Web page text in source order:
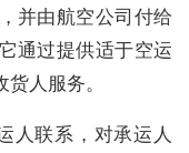
并由航空公司付给
通过提供适于空运
人服务。
人联系，对承运人